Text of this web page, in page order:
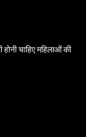
होनी चाहिए महिलाओं की